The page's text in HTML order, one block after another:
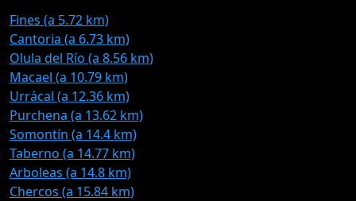
Fines (a 5.72 km)
Cantoria (a 6.73 km)
Olula del Río (a 8.56 km)
Macael (a 10.79 km)
Urrácal (a 12.36 km)
Purchena (a 13.62 km)
Somontín (a 14.4 km)
Taberno (a 14.77 km)
Arboleas (a 14.8 km)
Chercos (a 15.84 km)